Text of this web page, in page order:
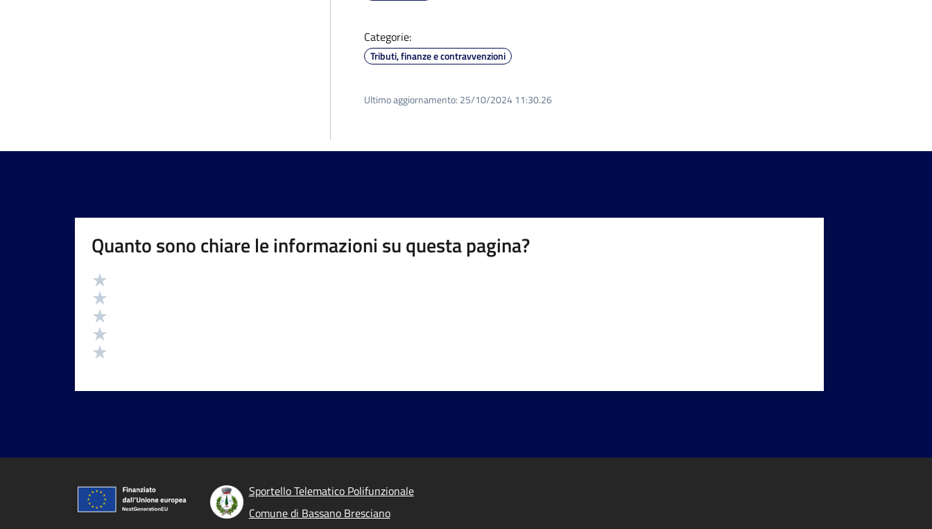
Categorie:
Tributi, finanze e contravvenzioni
Ultimo aggiornamento: 25/10/2024 11:30.26
Quanto sono chiare le informazioni su questa pagina?
Valutazione
Sportello Telematico Polifunzionale
Comune di Bassano Bresciano